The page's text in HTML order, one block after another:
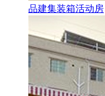
品建集装箱活动房